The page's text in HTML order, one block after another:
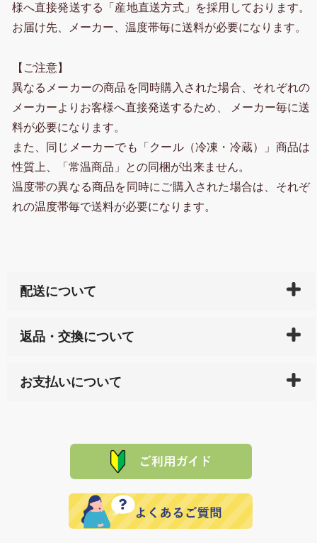
様へ直接発送する「産地直送方式」を採用しております。
お届け先、メーカー、温度帯毎に送料が必要になります。
【ご注意】
異なるメーカーの商品を同時購入された場合、それぞれの
メーカーよりお客様へ直接発送するため、 メーカー毎に送
料が必要になります。
また、同じメーカーでも「クール（冷凍・冷蔵）」商品は
性質上、「常温商品」との同梱が出来ません。
温度帯の異なる商品を同時にご購入された場合は、それぞ
れの温度帯毎で送料が必要になります。
配送について
天ペイ」の方はご注文受付後）、 長崎県下全域に点在
サイト内で購入された商品の送料は、こちらの
全国送
れの生産メーカーからお客様の元へ直送いたしますの
で、 それぞれ個別に送料が必要になります。
返品・交換について
または配送途中の 事故などで不都合が生じている場合
品代金を返金いたします。）
その際は誠に申し訳ありませんが、当協会までご注文
願いいたします。
お支払いについて
た場合、お客様からの ご入金を確認した後で、商品を
定された場合は、準備出来次第の便にてお送りいたし
ます。 （到着日指定をされている場合は、ご指定の日